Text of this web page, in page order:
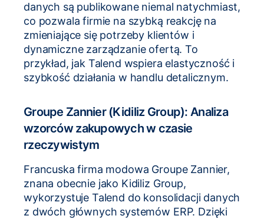
danych są publikowane niemal natychmiast,
co pozwala firmie na szybką reakcję na
zmieniające się potrzeby klientów i
dynamiczne zarządzanie ofertą. To
przykład, jak Talend wspiera elastyczność i
szybkość działania w handlu detalicznym.
Groupe Zannier (Kidiliz Group): Analiza
wzorców zakupowych w czasie
rzeczywistym
Francuska firma modowa Groupe Zannier,
znana obecnie jako Kidiliz Group,
wykorzystuje Talend do konsolidacji danych
z dwóch głównych systemów ERP. Dzięki